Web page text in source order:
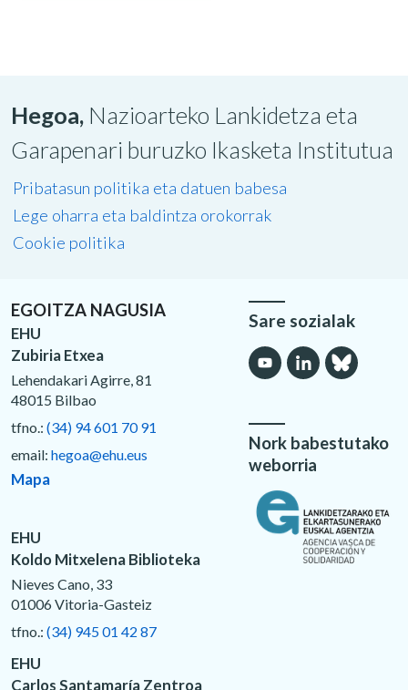
Hegoa, Nazioarteko Lankidetza eta
Garapenari buruzko Ikasketa Institutua
Pribatasun politika eta datuen babesa
Lege oharra eta baldintza orokorrak
Cookie politika
EGOITZA NAGUSIA
EHU
Zubiria Etxea
Lehendakari Agirre, 81
48015 Bilbao
tfno.: (34) 94 601 70 91
email: hegoa@ehu.eus
Mapa
EHU
Koldo Mitxelena Biblioteka
Nieves Cano, 33
01006 Vitoria-Gasteiz
tfno.: (34) 945 01 42 87
EHU
Carlos Santamaría Zentroa
Sare sozialak
Nork babestutako
weborria